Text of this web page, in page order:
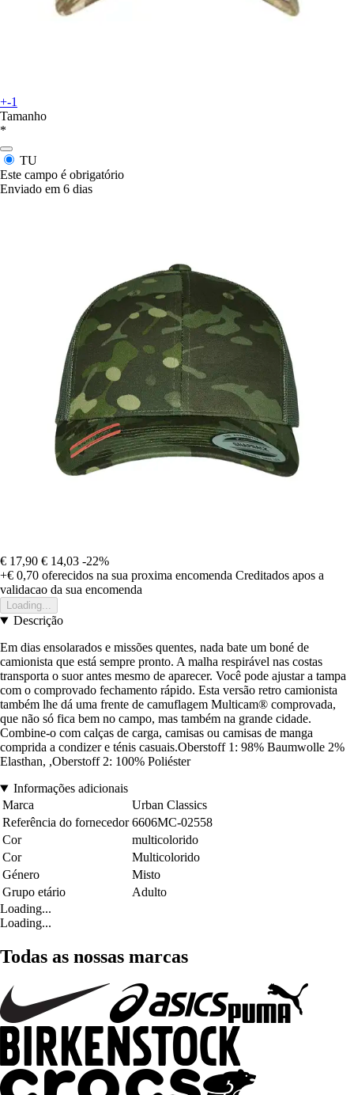
+-1
Tamanho
*
TU
Este campo é obrigatório
Enviado em 6 dias
€ 17,90 € 14,03 -22%
+€ 0,70 oferecidos na sua proxima encomenda Creditados apos a
validacao da sua encomenda
Loading...
Descrição
Em dias ensolarados e missões quentes, nada bate um boné de
camionista que está sempre pronto. A malha respirável nas costas
transporta o suor antes mesmo de aparecer. Você pode ajustar a tampa
com o comprovado fechamento rápido. Esta versão retro camionista
também lhe dá uma frente de camuflagem Multicam® comprovada,
que não só fica bem no campo, mas também na grande cidade.
Combine-o com calças de carga, camisas ou camisas de manga
comprida a condizer e ténis casuais.Oberstoff 1: 98% Baumwolle 2%
Elasthan, ,Oberstoff 2: 100% Poliéster
Informações adicionais
Marca
Urban Classics
Referência do fornecedor 6606MC-02558
Cor
multicolorido
Cor
Multicolorido
Género
Misto
Grupo etário
Adulto
Loading...
Loading...
Todas as nossas marcas